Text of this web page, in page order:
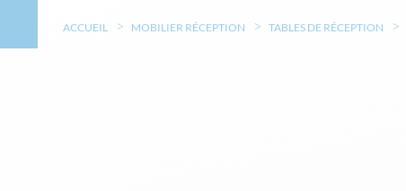
ACCUEIL MOBILIER RÉCEPTION TABLES DE RÉCEPTION